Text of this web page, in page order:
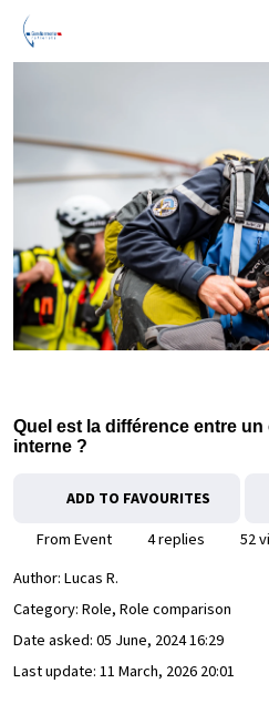
Quel est la différence entre
interne ?
ADD TO FAVOURITES
From Event 4 replies
52
Author: Lucas R.
Category: Role, Role comparison
Date asked: 05 June, 2024 16:29
Last update: 11 March, 2026 20:01